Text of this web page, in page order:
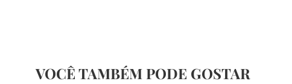
VOCÊ TAMBÉM PODE GOSTAR